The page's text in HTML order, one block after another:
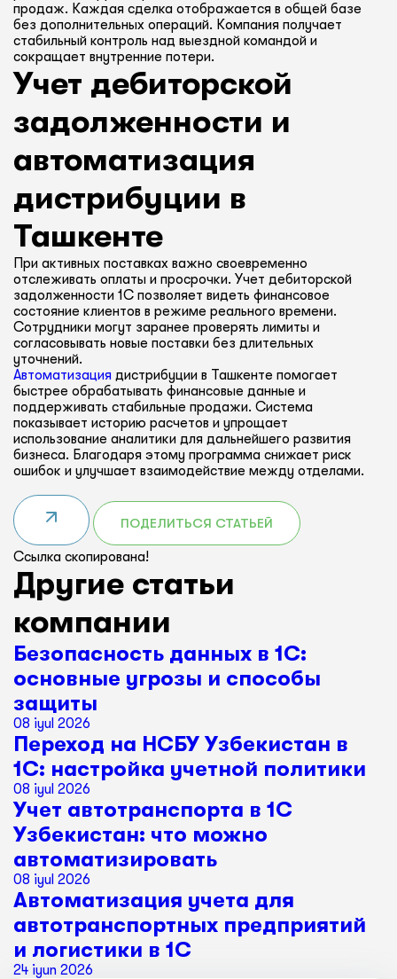
продаж. Каждая сделка отображается в общей базе
без дополнительных операций. Компания получает
стабильный контроль над выездной командой и
сокращает внутренние потери.
Учет дебиторской
задолженности и
автоматизация
дистрибуции в
Ташкенте
При активных поставках важно своевременно
отслеживать оплаты и просрочки. Учет дебиторской
задолженности 1С позволяет видеть финансовое
состояние клиентов в режиме реального времени.
Сотрудники могут заранее проверять лимиты и
согласовывать новые поставки без длительных
уточнений.
Автоматизация дистрибуции в Ташкенте помогает
быстрее обрабатывать финансовые данные и
поддерживать стабильные продажи. Система
показывает историю расчетов и упрощает
использование аналитики для дальнейшего развития
бизнеса. Благодаря этому программа снижает риск
ошибок и улучшает взаимодействие между отделами.
ПОДЕЛИТЬСЯ СТАТЬЕЙ
Ссылка скопирована!
Другие статьи
компании
Безопасность данных в 1С:
основные угрозы и способы
защиты
08 iyul 2026
Переход на НСБУ Узбекистан в
1С: настройка учетной политики
08 iyul 2026
Учет автотранспорта в 1С
Узбекистан: что можно
автоматизировать
08 iyul 2026
Автоматизация учета для
автотранспортных предприятий
и логистики в 1С
24 iyun 2026